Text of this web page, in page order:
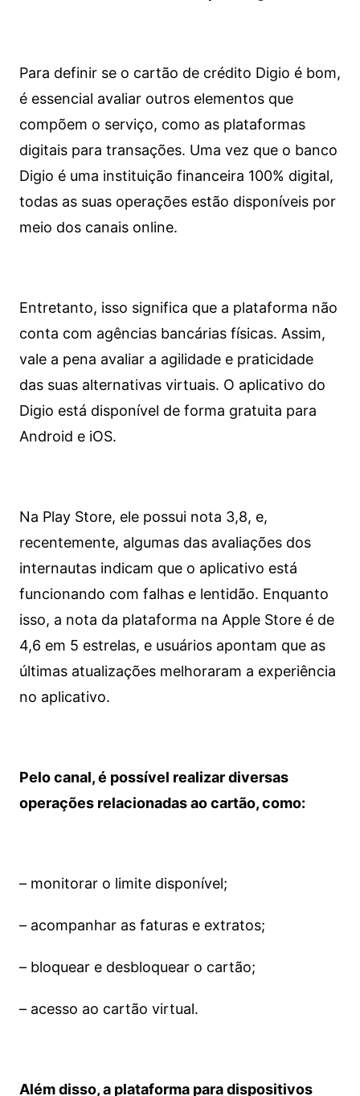
Para definir se o cartão de crédito Digio é bom,
é essencial avaliar outros elementos que
compõem o serviço, como as plataformas
digitais para transações. Uma vez que o banco
Digio é uma instituição financeira 100% digital,
todas as suas operações estão disponíveis por
meio dos canais online.
Entretanto, isso significa que a plataforma não
conta com agências bancárias físicas. Assim,
vale a pena avaliar a agilidade e praticidade
das suas alternativas virtuais. O aplicativo do
Digio está disponível de forma gratuita para
Android e iOS.
Na Play Store, ele possui nota 3,8, e,
recentemente, algumas das avaliações dos
internautas indicam que o aplicativo está
funcionando com falhas e lentidão. Enquanto
isso, a nota da plataforma na Apple Store é de
4,6 em 5 estrelas, e usuários apontam que as
últimas atualizações melhoraram a experiência
no aplicativo.
Pelo canal, é possível realizar diversas
operações relacionadas ao cartão, como:
– monitorar o limite disponível;
– acompanhar as faturas e extratos;
– bloquear e desbloquear o cartão;
– acesso ao cartão virtual.
Além disso, a plataforma para dispositivos